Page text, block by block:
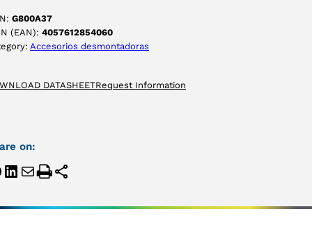
G800A37
(EAN): 4057612854060
Accesorios desmontadoras
DATASHEETRequest Information
on: